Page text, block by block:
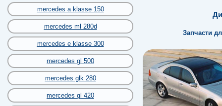
mercedes a klasse 150
mercedes ml 280d
mercedes e klasse 300
mercedes gl 500
mercedes glk 280
mercedes gl 420
Запчасти